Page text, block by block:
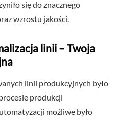
się do znacznego
wzrostu jakości.
linii – Twoja
linii produkcyjnych było
produkcji
możliwe było